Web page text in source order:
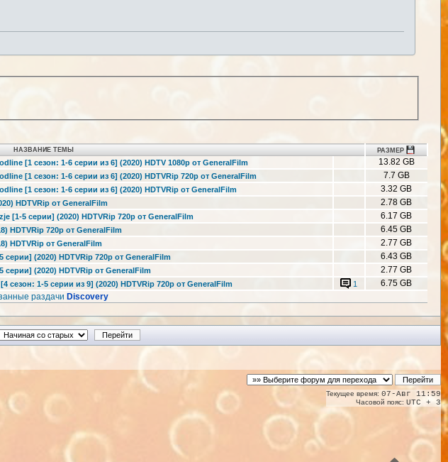
НАЗВАНИЕ ТЕМЫ РАЗМЕР
[1 сезон: 1-6 серии из 6] (2020) HDTV 1080p от GeneralFilm
13.82 GB
[1 сезон: 1-6 серии из 6] (2020) HDTVRip 720p от GeneralFilm
7.7 GB
[1 сезон: 1-6 серии из 6] (2020) HDTVRip от GeneralFilm
3.32 GB
HDTVRip от GeneralFilm
2.78 GB
[1-5 серии] (2020) HDTVRip 720p от GeneralFilm
6.17 GB
HDTVRip 720p от GeneralFilm
6.45 GB
HDTVRip от GeneralFilm
2.77 GB
серии] (2020) HDTVRip 720p от GeneralFilm
6.43 GB
серии] (2020) HDTVRip от GeneralFilm
2.77 GB
1-5 серии из 9] (2020) HDTVRip 720p от GeneralFilm 1
6.75 GB
раздачи Discovery
Текущее время: 07-Авг 11:59
Часовой пояс: UTC + 3